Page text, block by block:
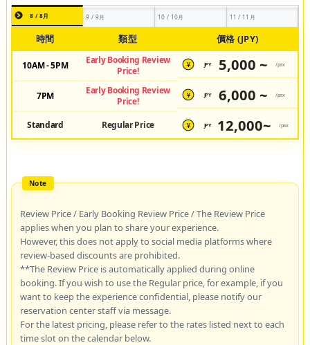
8 / 8月 9 / 9月 10 / 10月 11 / 11月
時間 類型 價格 (JPY)
10AM - 5PM
Early Booking Review
Price!
¥ JPY 5,000 ~ /pax
7PM
Early Booking Review
Price!
¥ JPY 6,000 ~ /pax
Standard Regular Price ¥ JPY 12,000~ /pax
Review Price / Early Booking Review Price / The Review Price
applies when you plan to share your experience.
However, this does not apply to social media platforms where
review-based discounts are prohibited.
**The Review Price is automatically applied during online
booking. If you wish to use the Regular price, for example, if you
want to keep the experience confidential, please notify our
reservation center staff via message.
For the latest pricing, please refer to the rates listed next to each
time slot on the calendar below.